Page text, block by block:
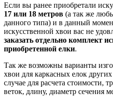
Если вы ранее приобретали
17 или 18 метров (а так же
данного типа) и в данный
искусственной хвои вас не
заказать отдельно комплект
приобретенной елки.
Так же возможны варианты
хвои для каркасных елок
случае для расчета стоимости,
веток, длину, диаметр сечения